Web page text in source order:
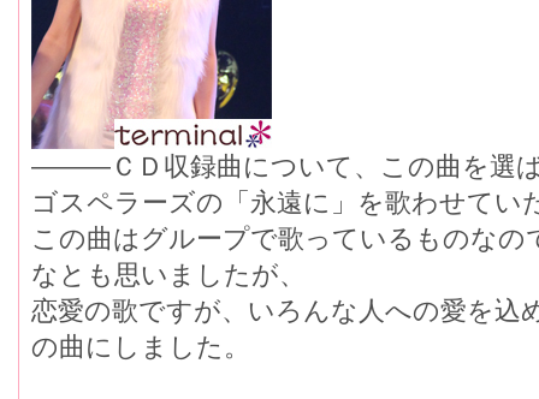
―――ＣＤ収録曲について、この曲を選
ゴスペラーズの「永遠に」を歌わせてい
この曲はグループで歌っているものな
なとも思いましたが、
恋愛の歌ですが、いろんな人への愛を込
の曲にしました。